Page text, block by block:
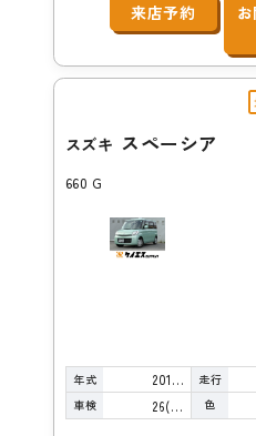
来店予約
スズキ スペーシア
660 G
年式 2014年 走行
車検 26(R8)/10 色